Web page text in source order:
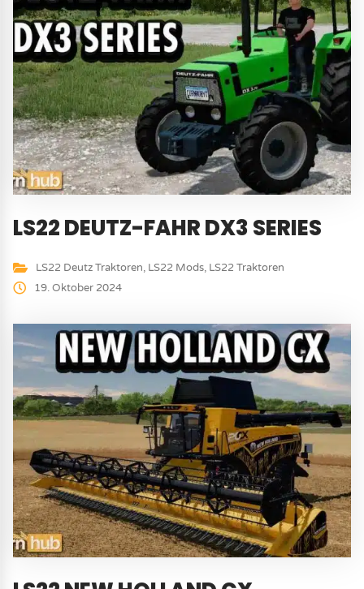
LS22 DEUTZ-FAHR DX3 SERIES
LS22 Deutz Traktoren, LS22 Mods, LS22 Traktoren
19. Oktober 2024